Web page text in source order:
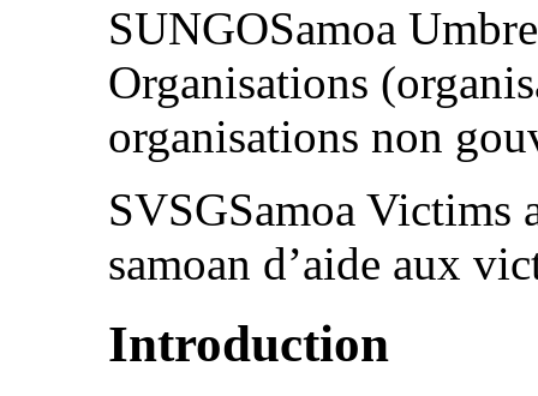
SUNGOSamoa
Organisations
organisations non
SVSGSamoa Victims
samoan d’aide aux
Introduction